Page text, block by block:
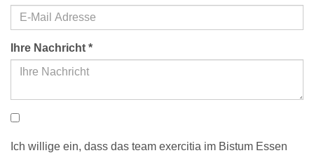
Ihre Nachricht *
Ich willige ein, dass das team exercitia im Bistum Essen